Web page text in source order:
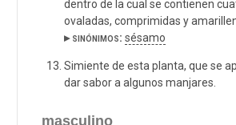
dentro de la cual se contienen
ovaladas, comprimidas y
▸ sinónimos: sésamo
Simiente de esta planta, que se
dar sabor a algunos manjares.
masculino